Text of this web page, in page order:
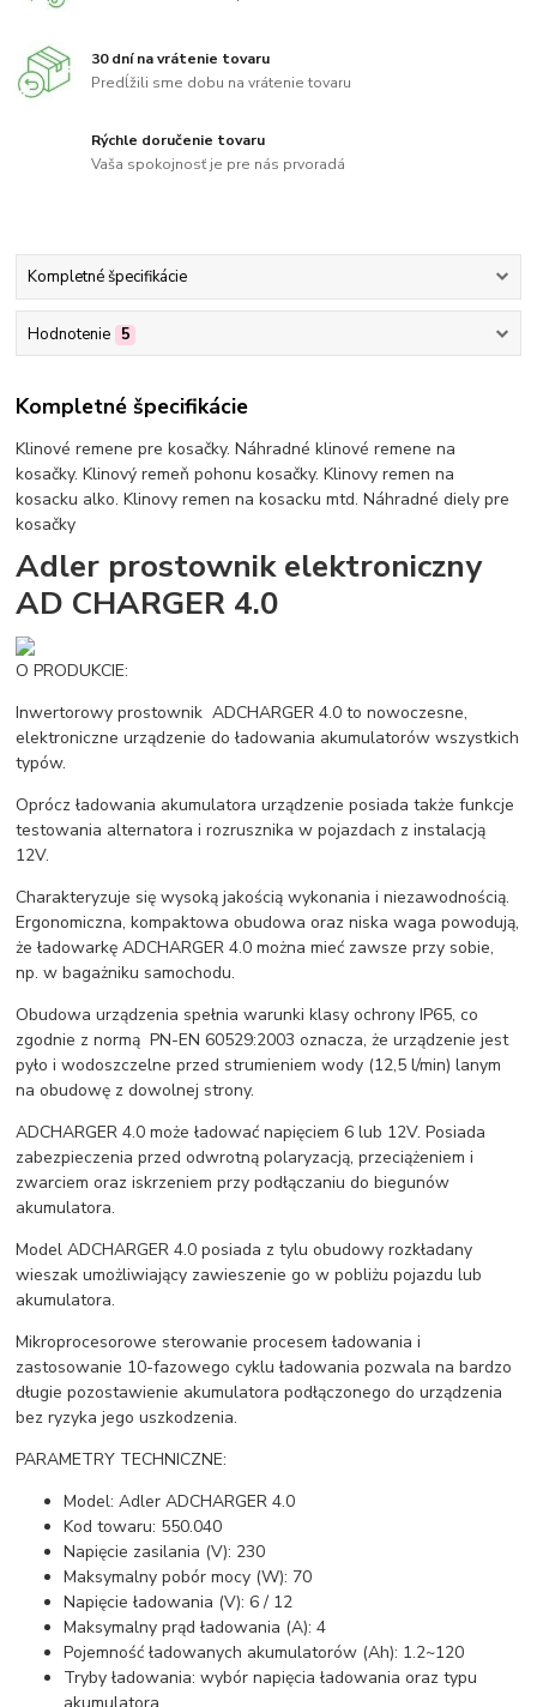
30 dní na vrátenie tovaru
Predĺžili sme dobu na vrátenie tovaru
Rýchle doručenie tovaru
Vaša spokojnosť je pre nás prvoradá
Kompletné špecifikácie
Hodnotenie 5
Kompletné špecifikácie
Klinové remene pre kosačky. Náhradné klinové remene na
kosačky. Klinový remeň pohonu kosačky. Klinovy remen na
kosacku alko. Klinovy remen na kosacku mtd. Náhradné diely pre
kosačky
Adler prostownik elektroniczny
AD CHARGER 4.0
O PRODUKCIE:
Inwertorowy prostownik ADCHARGER 4.0 to nowoczesne,
elektroniczne urządzenie do ładowania akumulatorów wszystkich
typów.
Oprócz ładowania akumulatora urządzenie posiada także funkcje
testowania alternatora i rozrusznika w pojazdach z instalacją
12V.
Charakteryzuje się wysoką jakością wykonania i niezawodnością.
Ergonomiczna, kompaktowa obudowa oraz niska waga powodują,
że ładowarkę ADCHARGER 4.0 można mieć zawsze przy sobie,
np. w bagażniku samochodu.
Obudowa urządzenia spełnia warunki klasy ochrony IP65, co
zgodnie z normą PN-EN 60529:2003 oznacza, że urządzenie jest
pyło i wodoszczelne przed strumieniem wody (12,5 l/min) lanym
na obudowę z dowolnej strony.
ADCHARGER 4.0 może ładować napięciem 6 lub 12V. Posiada
zabezpieczenia przed odwrotną polaryzacją, przeciążeniem i
zwarciem oraz iskrzeniem przy podłączaniu do biegunów
akumulatora.
Model ADCHARGER 4.0 posiada z tylu obudowy rozkładany
wieszak umożliwiający zawieszenie go w pobliżu pojazdu lub
akumulatora.
Mikroprocesorowe sterowanie procesem ładowania i
zastosowanie 10-fazowego cyklu ładowania pozwala na bardzo
długie pozostawienie akumulatora podłączonego do urządzenia
bez ryzyka jego uszkodzenia.
PARAMETRY TECHNICZNE:
Model: Adler ADCHARGER 4.0
Kod towaru: 550.040
Napięcie zasilania (V): 230
Maksymalny pobór mocy (W): 70
Napięcie ładowania (V): 6 / 12
Maksymalny prąd ładowania (A): 4
Pojemność ładowanych akumulatorów (Ah): 1.2~120
Tryby ładowania: wybór napięcia ładowania oraz typu